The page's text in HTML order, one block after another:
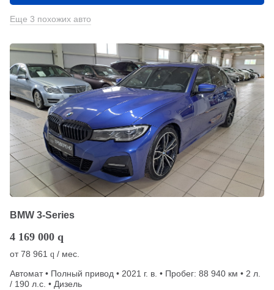
Еще 3 похожих авто
BMW 3-Series
4 169 000 q
от78 961 q / мес.
Автомат • Полный привод • 2021 г. в. • Пробег: 88 940 км • 2 л.
/ 190 л.с. • Дизель